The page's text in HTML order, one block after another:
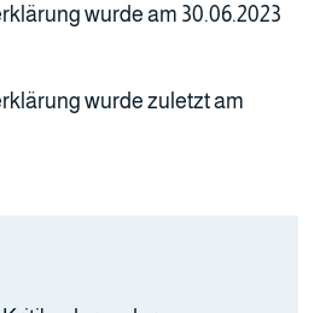
wurde am 30.06.2023
wurde zuletzt am